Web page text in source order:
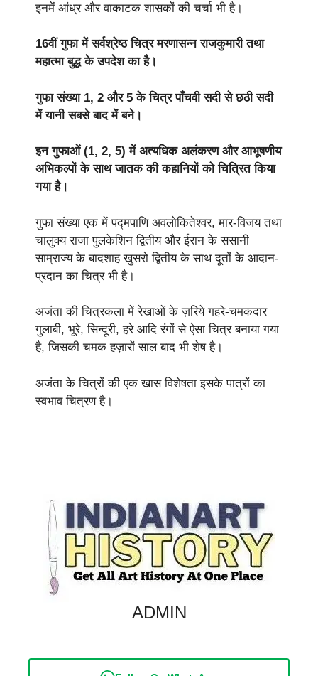
इनमें आंध्र और वाकाटक शासकों की चर्चा भी है।
16वीं गुफा में सर्वश्रेष्ठ चित्र मरणासन्न राजकुमारी तथा
महात्मा बुद्ध के उपदेश का है।
गुफा संख्या 1, 2 और 5 के चित्र पाँचवी सदी से छठी सदी
में यानी सबसे बाद में बने।
इन गुफाओं (1, 2, 5) में अत्यधिक अलंकरण और आभूषणीय
अभिकल्पों के साथ जातक की कहानियों को चित्रित किया
गया है।
गुफा संख्या एक में पद्मपाणि अवलोकितेश्वर, मार-विजय तथा
चालुक्य राजा पुलकेशिन द्वितीय और ईरान के ससानी
साम्राज्य के बादशाह खुसरो द्वितीय के साथ दूतों के आदान-
प्रदान का चित्र भी है।
अजंता की चित्रकला में रेखाओं के ज़रिये गहरे-चमकदार
गुलाबी, भूरे, सिन्दूरी, हरे आदि रंगों से ऐसा चित्र बनाया गया
है, जिसकी चमक हज़ारों साल बाद भी शेष है।
अजंता के चित्रों की एक खास विशेषता इसके पात्रों का
स्वभाव चित्रण है।
ADMIN